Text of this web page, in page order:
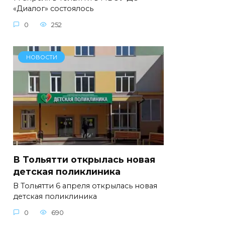
«Диалог» состоялось
0 252
НОВОСТИ
В Тольятти открылась новая
детская поликлиника
В Тольятти 6 апреля открылась новая
детская поликлиника
0 690